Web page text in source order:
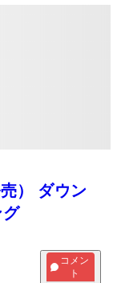
） ダウン
コメン
ト